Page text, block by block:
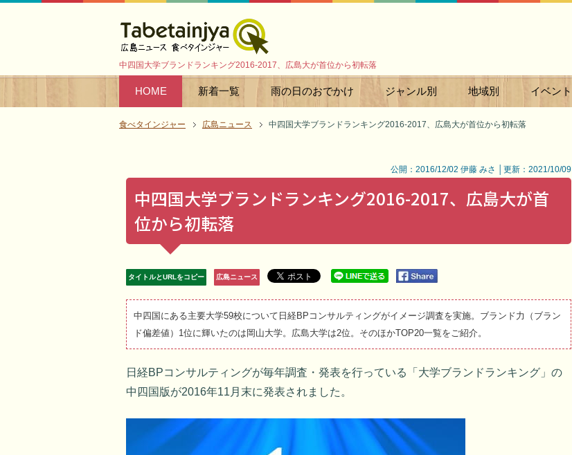
中四国大学ブランドランキング2016-2017、広島大が首位から初転落
HOME 新着一覧 雨の日のおでかけ ジャンル別 地域別 イベント
食べタインジャー 広島ニュース 中四国大学ブランドランキング2016-2017、広島大が首位から初転落
公開：2016/12/02 伊藤 みさ │更新：2021/10/09
中四国大学ブランドランキング2016-2017、広島大が首
位から初転落
タイトルとURLをコピー 広島ニュース
中四国にある主要大学59校について日経BPコンサルティングがイメージ調査を実施。ブランド力（ブラン
ド偏差値）1位に輝いたのは岡山大学。広島大学は2位。そのほかTOP20一覧をご紹介。
日経BPコンサルティングが毎年調査・発表を行っている「大学ブランドランキング」の
中四国版が2016年11月末に発表されました。